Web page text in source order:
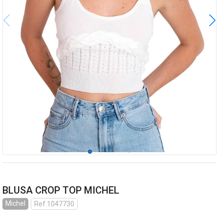
BLUSA CROP TOP MICHEL
Michel Ref.1047730